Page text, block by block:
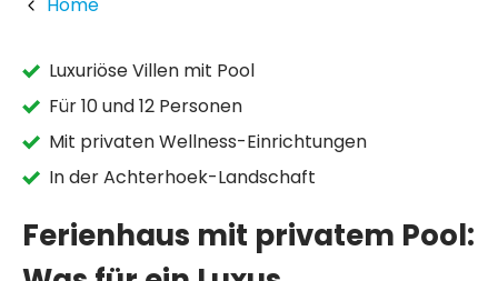
Luxuriöse Villen mit Pool
Für 10 und 12 Personen
Mit privaten Wellness-Einrichtungen
In der Achterhoek-Landschaft
Ferienhaus mit privatem Pool: